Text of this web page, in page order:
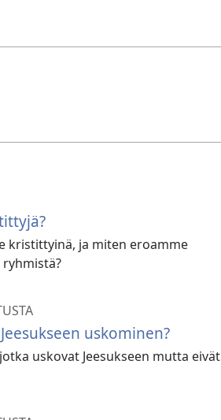
kristittyinä, ja miten eroamme
uskominen?
uskovat Jeesukseen mutta eivät